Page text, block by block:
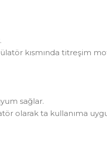
kısmında titreşim
sağlar.
olarak ta kullanıma